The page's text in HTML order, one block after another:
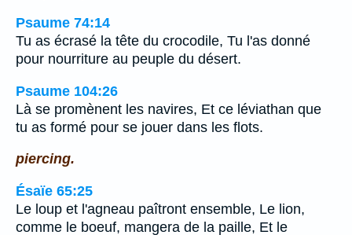
Psaume 74:14
Tu as écrasé la tête du crocodile, Tu l'as donné
pour nourriture au peuple du désert.
Psaume 104:26
Là se promènent les navires, Et ce léviathan que
tu as formé pour se jouer dans les flots.
piercing.
Ésaïe 65:25
Le loup et l'agneau paîtront ensemble, Le lion,
comme le boeuf, mangera de la paille, Et le